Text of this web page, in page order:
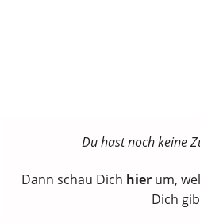
Du hast noch keine
Dann schau Dich hierum,
Dich